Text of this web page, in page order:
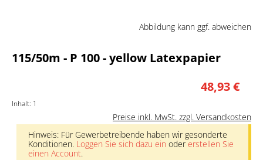
Abbildung kann ggf. abweichen
115/50m - P 100 - yellow Latexpapier
48,93 €
Inhalt: 1
Preise inkl. MwSt. zzgl. Versandkosten
Hinweis: Für Gewerbetreibende haben wir gesonderte
Konditionen. Loggen Sie sich dazu ein odererstellen Sie
einen Account.